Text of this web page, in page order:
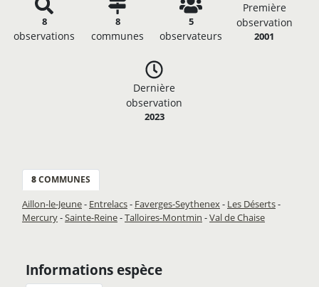
8
observations
8
communes
5
observateurs
Première
observation
2001
Dernière
observation
2023
8COMMUNES
Aillon-le-Jeune- Entrelacs- Faverges-Seythenex- Les Déserts-
Mercury-Sainte-Reine-Talloires-Montmin -Val de Chaise
Informations espèce